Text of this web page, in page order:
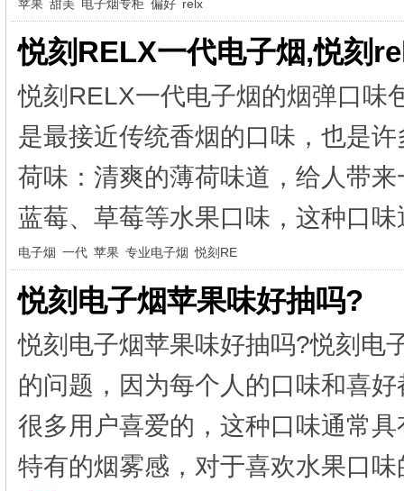
苹果 甜美 电子烟专柜 偏好 relx
悦刻RELX一代电子烟,悦刻
悦刻RELX一代电子烟的烟弹口味
是最接近传统香烟的口味，也是
荷味：清爽的薄荷味道，给人带
蓝莓、草莓等水果口味，这种口
电子烟 一代 苹果 专业电子烟 悦刻RE
悦刻电子烟苹果味好抽吗?
悦刻电子烟苹果味好抽吗?悦刻电
的问题，因为每个人的口味和喜
很多用户喜爱的，这种口味通常
特有的烟雾感，对于喜欢水果口